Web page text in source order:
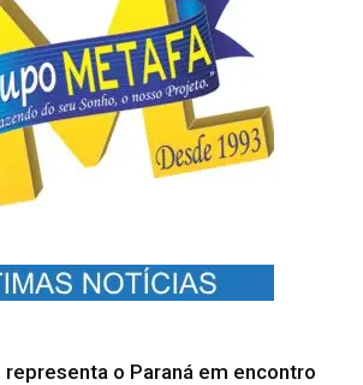
representa o Paraná em encontro